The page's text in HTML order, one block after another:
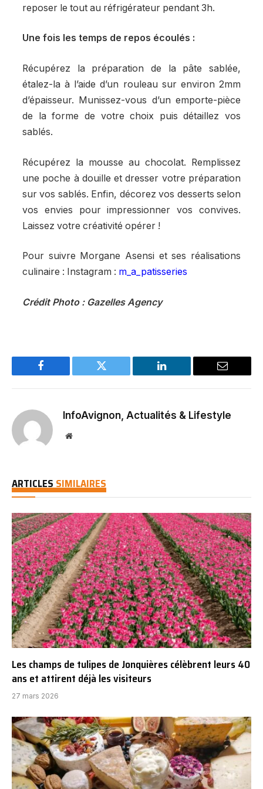
reposer le tout au réfrigérateur pendant 3h.
Une fois les temps de repos écoulés :
Récupérez la préparation de la pâte sablée,
étalez-la à l’aide d’un rouleau sur environ 2mm
d’épaisseur. Munissez-vous d’un emporte-pièce
de la forme de votre choix puis détaillez vos
sablés.
Récupérez la mousse au chocolat. Remplissez
une poche à douille et dresser votre préparation
sur vos sablés. Enfin, décorez vos desserts selon
vos envies pour impressionner vos convives.
Laissez votre créativité opérer !
Pour suivre Morgane Asensi et ses réalisations
culinaire : Instagram : m_a_patisseries
Crédit Photo : Gazelles Agency
Facebook Twitter LinkedIn Email
InfoAvignon, Actualités & Lifestyle
Website
ARTICLES SIMILAIRES
Les champs de tulipes de Jonquières célèbrent leurs 40
ans et attirent déjà les visiteurs
27 mars 2026